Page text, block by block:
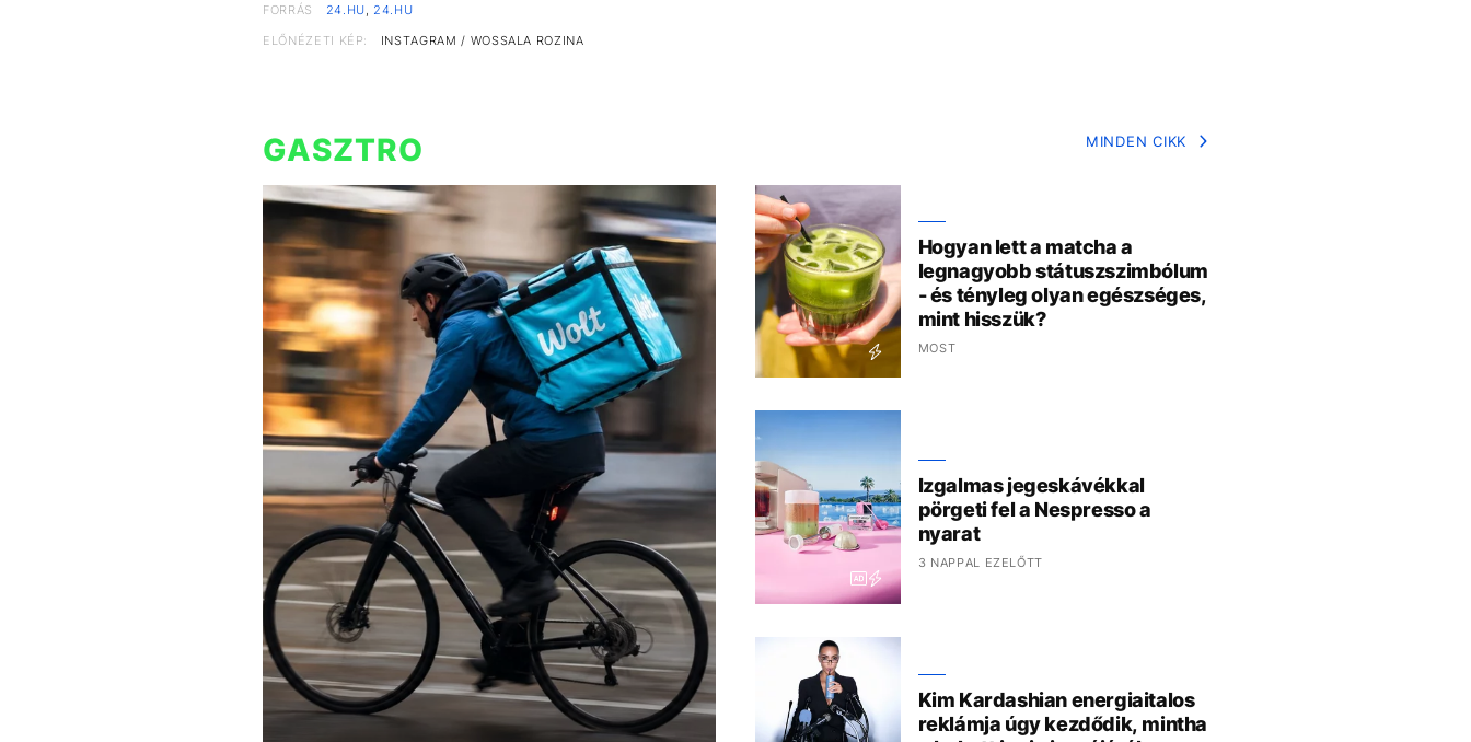
FORRÁS 24.HU
24.HU
ELŐNÉZETI KÉP:
INSTAGRAM / WOSSALA ROZINA
GASZTRO MINDEN CIKK
Hogyan lett a matcha a
legnagyobb státuszszimbólum
- és tényleg olyan egészséges,
mint hisszük?
MOST
Izgalmas jegeskávékkal
pörgeti fel a Nespresso a
nyarat
3 NAPPAL EZELŐTT
Kim Kardashian energiaitalos
reklámja úgy kezdődik, mintha